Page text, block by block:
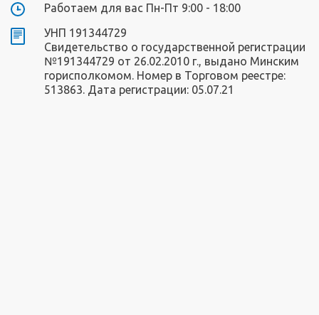
Работаем для вас Пн-Пт 9:00 - 18:00
УНП 191344729
Свидетельство о государственной регистрации
№191344729 от 26.02.2010 г., выдано Минским
горисполкомом. Номер в Торговом реестре:
513863. Дата регистрации: 05.07.21